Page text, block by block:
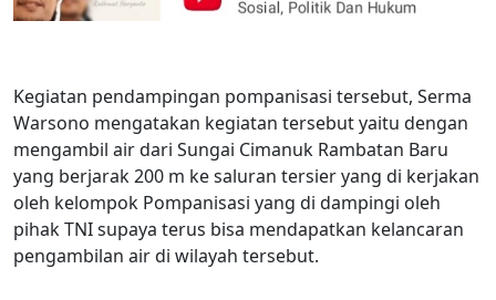
Kegiatan pendampingan pompanisasi tersebut, Serma
Warsono mengatakan kegiatan tersebut yaitu dengan
mengambil air dari Sungai Cimanuk Rambatan Baru
yang berjarak 200 m ke saluran tersier yang di kerjakan
oleh kelompok Pompanisasi yang di dampingi oleh
pihak TNI supaya terus bisa mendapatkan kelancaran
pengambilan air di wilayah tersebut.